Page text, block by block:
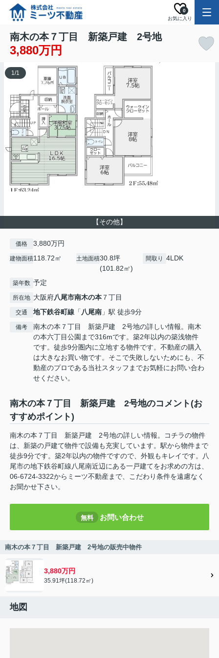
お気に入り
0
南木の本７丁目 新築戸建 2号地
3,880万円
【その他】
1/1
価格 3,880万円
建物面積118.72㎡ 土地面積30.8坪
(101.82㎡)
間取り 4LDK
築年数 予定
所在地 大阪府八尾市南木の本 ７丁目
交通 地下鉄谷町線 「八尾南 」駅 徒歩9分
備考
南木の本７丁目 新築戸建 2号地の詳しい情報。南木
の本六丁目公園まで316mです。築2年以内の築浅物件
です。徒歩9分圏内に立地する物件です。不動産の購入
は大きなお買い物です。そこで失敗しないためにも、不
動産のプロである当社スタッフまでお気軽にお問い合わ
せください。
南木の本７丁目 新築戸建 2号地のコメント(お
すすめポイント)
南木の本７丁目 新築戸建 2号地の詳しい情報。コチラの物件
は、新築の戸建て物件で設備も充実しています。駅から物件まで
徒歩9分です。築2年以内の物件ですので、外観もキレイです。八
尾市の地下鉄谷町線八尾南近辺にある一戸建てをお求めの方は、
06-6724-3322からミーツ不動産まで、こだわり条件を遠慮なく
お聞かせ下さい。
無料 お問い合わせ
南木の本７丁目 新築戸建 2号地の販売中物件
3,880万円
35.91坪(118.72㎡)
地図